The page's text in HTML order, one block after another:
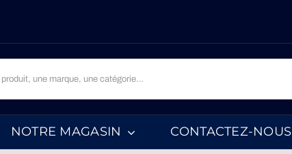
NOTRE MAGASIN CONTACTEZ-NOUS